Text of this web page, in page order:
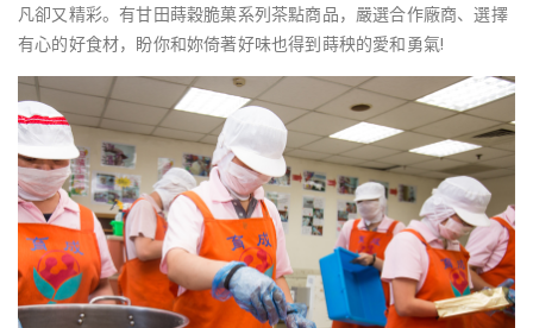
凡卻又精彩。有甘田蒔穀脆菓系列茶點商品，嚴選合作廠商、選擇
有心的好食材，盼你和妳倚著好味也得到蒔秧的愛和勇氣!